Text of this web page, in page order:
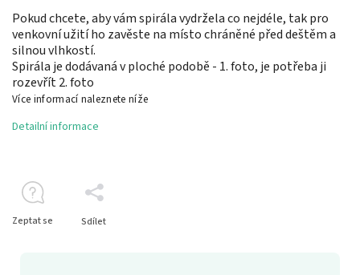
Pokud chcete, aby vám spirála vydržela co nejdéle, tak pro
venkovní užití ho zavěste na místo chráněné před deštěm a
silnou vlhkostí.
Spirála je dodávaná v ploché podobě - 1. foto, je potřeba ji
rozevřít 2. foto
Více informací naleznete níže
Detailní informace
Zeptat se Sdílet